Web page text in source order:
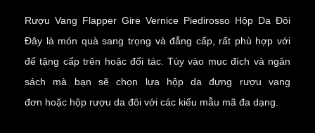
Rượu Vang Flapper Gire Vernice Piedirosso Hộp Da Đôi
Đây là món quà sang trọng và đẳng cấp, rất phù hợp với
để tặng cấp trên hoặc đối tác. Tùy vào mục đích và ngân
sách mà bạn sẽ chọn lựa hộp da đựng rượu vang
đơn hoặc hộp rượu da đôi với các kiểu mẫu mã đa dạng.